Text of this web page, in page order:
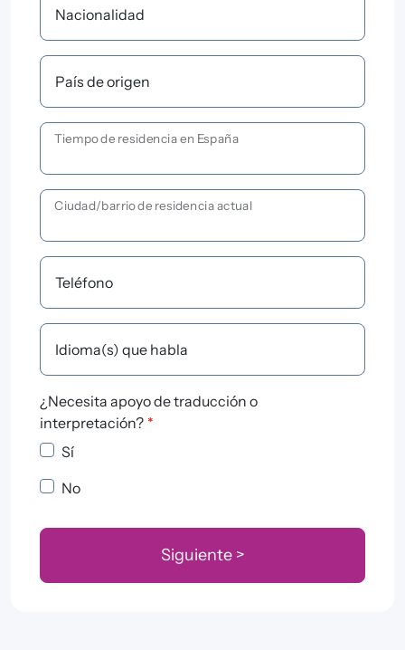
Nacionalidad
País de origen
Tiempo de residencia en España
Ciudad/barrio de residencia actual
Teléfono
Idioma(s) que habla
¿Necesita apoyo de traducción o
interpretación? *
Sí
No